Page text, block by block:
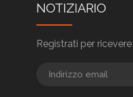
NOTIZIARIO
Registrati per